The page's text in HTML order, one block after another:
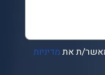
ת אתמדיניות